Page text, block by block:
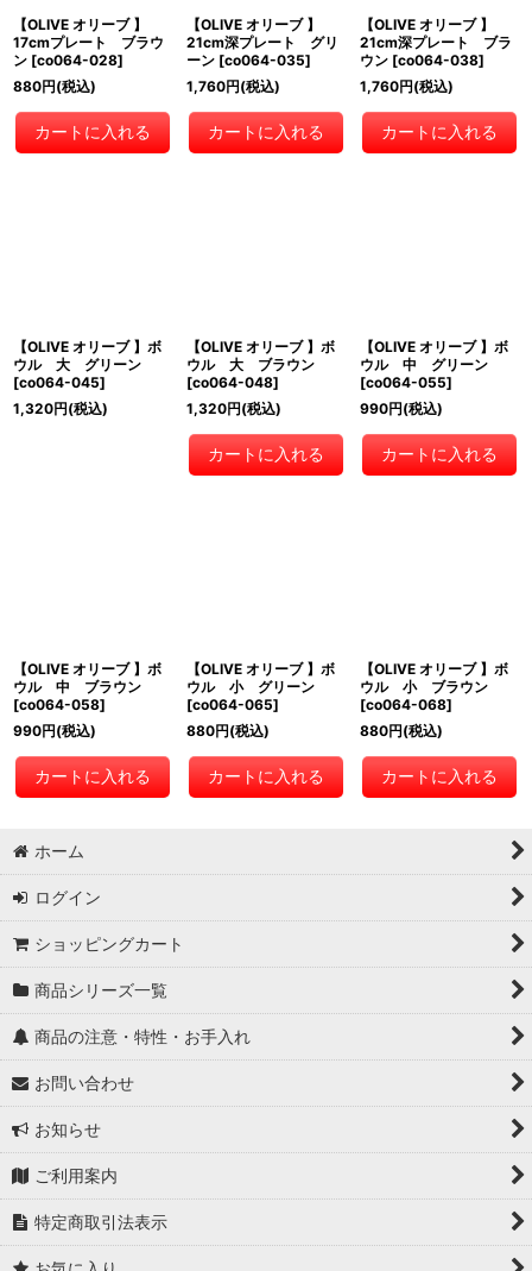
【OLIVE オリーブ 】
17cmプレート ブラウ
ン [co064-028]
880円(税込)
カートに入れる
【OLIVE オリーブ 】
21cm深プレート グリ
ーン [co064-035]
1,760円(税込)
カートに入れる
【OLIVE オリーブ 】
21cm深プレート ブラ
ウン [co064-038]
1,760円(税込)
カートに入れる
【OLIVE オリーブ 】ボ
ウル 大 グリーン
[co064-045]
1,320円(税込)
【OLIVE オリーブ 】ボ
ウル 大 ブラウン
[co064-048]
1,320円(税込)
カートに入れる
【OLIVE オリーブ 】ボ
ウル 中 グリーン
[co064-055]
990円(税込)
カートに入れる
【OLIVE オリーブ 】ボ
ウル 中 ブラウン
[co064-058]
990円(税込)
カートに入れる
【OLIVE オリーブ 】ボ
ウル 小 グリーン
[co064-065]
880円(税込)
カートに入れる
【OLIVE オリーブ 】ボ
ウル 小 ブラウン
[co064-068]
880円(税込)
カートに入れる
ホーム
ログイン
ショッピングカート
商品シリーズ一覧
商品の注意・特性・お手入れ
お問い合わせ
お知らせ
ご利用案内
特定商取引法表示